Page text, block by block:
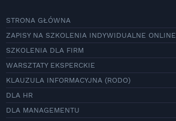
STRONA GŁÓWNA
ZAPISY NA SZKOLENIA INDYWIDUALNE ONLINE
SZKOLENIA DLA FIRM
WARSZTATY EKSPERCKIE
KLAUZULA INFORMACYJNA (RODO)
DLA HR
DLA MANAGEMENTU